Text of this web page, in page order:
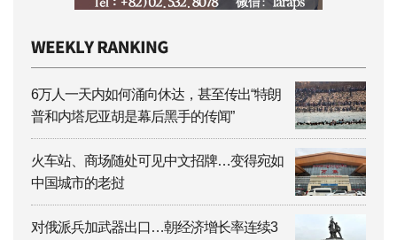
6万人一天内如何涌向休达，甚至传出“特朗
普和内塔尼亚胡是幕后黑手的传闻”
火车站、商场随处可见中文招牌…变得宛如
中国城市的老挝
对俄派兵加武器出口…朝经济增长率连续3